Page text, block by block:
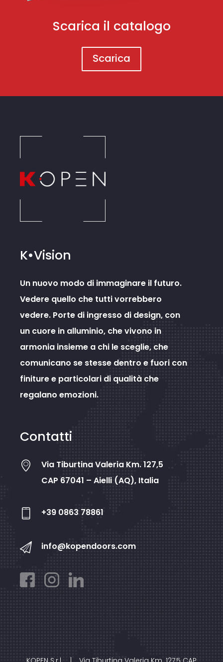
Scarica il catalogo
Scarica
K•Vision
Un nuovo modo di immaginare il futuro.
Vedere quello che tutti vorrebbero
vedere. Porte di ingresso di design, con
un cuore in alluminio, che vivono in
armonia insieme a chi le sceglie, che
comunicano se stesse dentro e fuori con
finiture e particolari di qualità che
regalano emozioni.
Contatti
Via Tiburtina Valeria Km. 127,5
CAP 67041 – Aielli (AQ), Italia
+39 0863 78861
info@kopendoors.com